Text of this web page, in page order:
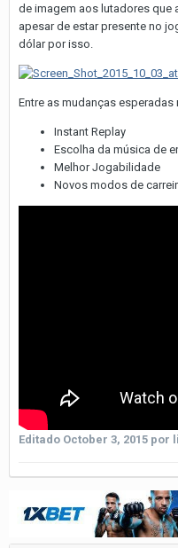
de imagem aos lutadores que
apesar de estar presente no
dólar por isso.
Entre as mudanças
Instant Replay
Escolha da música de
Melhor Jogabilidade
Novos modos de
Editado October 3, 2015 por